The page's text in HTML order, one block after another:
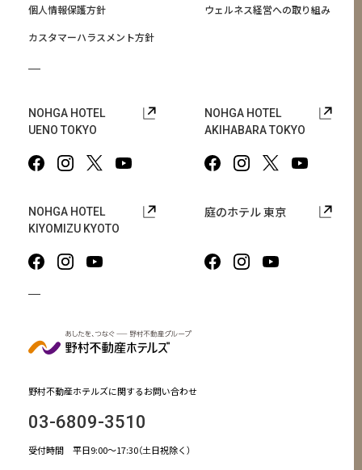
野村不動産ホテルズに関するお問い合わせ
03-6809-3510
受付時間 平日9:00～17:30（土日祝除く）
個人情報保護方針
ウェルネス経営への取り組み
カスタマーハラスメント方針
NOHGA HOTEL
UENO TOKYO
NOHGA HOTEL
AKIHABARA TOKYO
NOHGA HOTEL
KIYOMIZU KYOTO
庭のホテル 東京